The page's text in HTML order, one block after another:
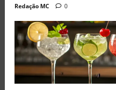
Redação MC 0